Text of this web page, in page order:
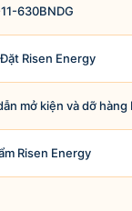
630BNDG
Risen Energy
mở kiện và dỡ hàng
Risen Energy